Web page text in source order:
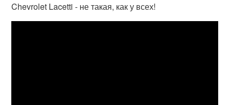
Chevrolet Lacetti - не такая, как у всех!